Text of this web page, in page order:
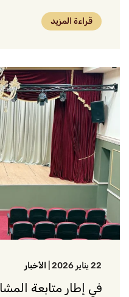
قراءة المزيد
22 يناير 2026 الأخبار
في إطار متابعة